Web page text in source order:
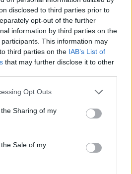
disclosed to third parties prior to
opt-out of the further
information by third parties on the
participants. This information may
third parties on the IAB’s List of
that may further disclose it to other
app uses one or more Google
usage behaviour. You may click to
Google and its third-party tags to
purposes in below Google
Opt Outs
Sharing of my
Sale of my